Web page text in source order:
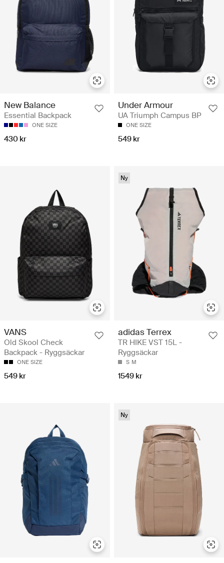
New Balance
Essential Backpack
ONE SIZE
430 kr
Under Armour
UA Triumph Campus BP
ONE SIZE
549 kr
VANS
Old Skool Check
Backpack - Ryggsäckar
ONE SIZE
549 kr
Ny
adidas Terrex
TR HIKE VST 15L -
Ryggsäckar
S M
1549 kr
Ny